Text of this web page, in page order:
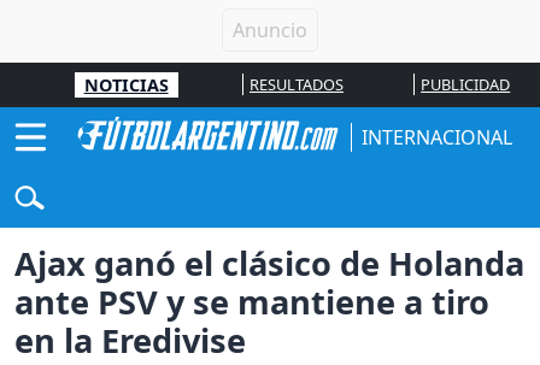
NOTICIAS RESULTADOS PUBLICIDAD
INTERNACIONAL
Ajax ganó el clásico de Holanda
ante PSV y se mantiene a tiro
en la Eredivise